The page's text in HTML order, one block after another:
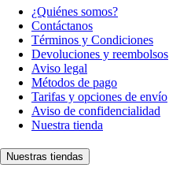
¿Quiénes somos?
Contáctanos
Términos y Condiciones
Devoluciones y reembolsos
Aviso legal
Métodos de pago
Tarifas y opciones de envío
Aviso de confidencialidad
Nuestra tienda
Nuestras tiendas